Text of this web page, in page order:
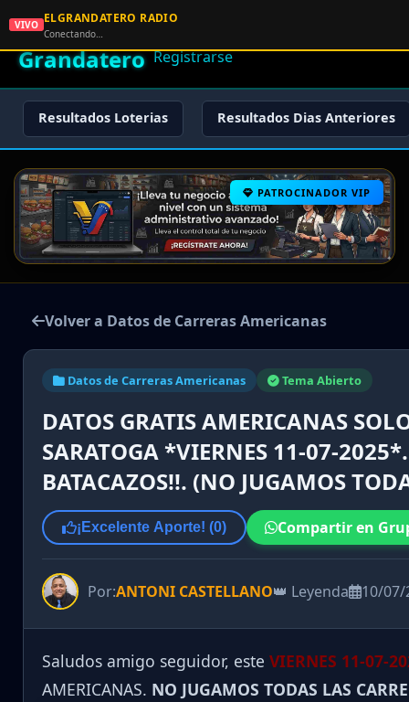
🌟 El
Grandatero Registrarse
Resultados Loterias Resultados Dias Anteriores
PATROCINADOR VIP
Volver a Datos de Carreras Americanas
Datos de Carreras Americanas Tema Abierto
DATOS GRATIS AMERICANAS
SARATOGA *VIERNES 11-07-2025*.
BATACAZOS!!. (NO JUGAMOS
¡Excelente Aporte! (0) Compartir en
Por:ANTONI CASTELLANO👑 Leyenda 10/07/
Saludos amigo seguidor, este VIERNES 11-07-
AMERICANAS. NO JUGAMOS TODAS LAS
VIVO ELGRANDATERO RADIO
Conectando…